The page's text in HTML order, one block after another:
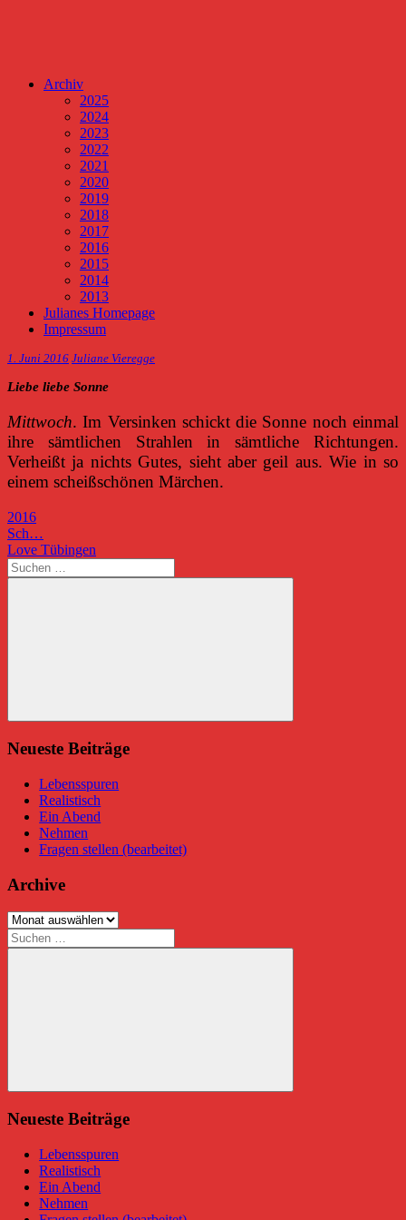
Archiv
2025
2024
2023
2022
2021
2020
2019
2018
2017
2016
2015
2014
2013
Julianes Homepage
Impressum
1. Juni 2016 Juliane Vieregge
Liebe liebe Sonne
Mittwoch. Im Versinken schickt die Sonne noch einmal
ihre sämtlichen Strahlen in sämtliche Richtungen.
Verheißt ja nichts Gutes, sieht aber geil aus. Wie in so
einem scheißschönen Märchen.
2016
Beitragsnavigation
Vorheriger
Beitrag:
Sch…
Nächster
Beitrag:
Love Tübingen
Suchen
nach:
Suchen
Neueste Beiträge
Lebensspuren
Realistisch
Ein Abend
Nehmen
Fragen stellen (bearbeitet)
Archive
Archive
Suchen
nach:
Suchen
Neueste Beiträge
Lebensspuren
Realistisch
Ein Abend
Nehmen